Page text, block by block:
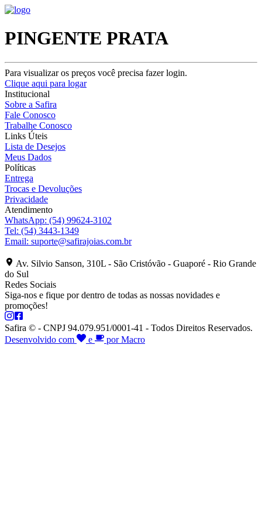
PINGENTE PRATA
Para visualizar os preços você precisa fazer login.
Clique aqui para logar
Institucional
Sobre a Safira
Fale Conosco
Trabalhe Conosco
Links Úteis
Lista de Desejos
Meus Dados
Políticas
Entrega
Trocas e Devoluções
Privacidade
Atendimento
WhatsApp: (54) 99624-3102
Tel: (54) 3443-1349
Email: suporte@safirajoias.com.br
Av. Silvio Sanson, 310L - São Cristóvão - Guaporé - Rio Grande
do Sul
Redes Sociais
Siga-nos e fique por dentro de todas as nossas novidades e
promoções!
Safira © - CNPJ 94.079.951/0001-41 - Todos Direitos Reservados.
Desenvolvido com
e por Macro